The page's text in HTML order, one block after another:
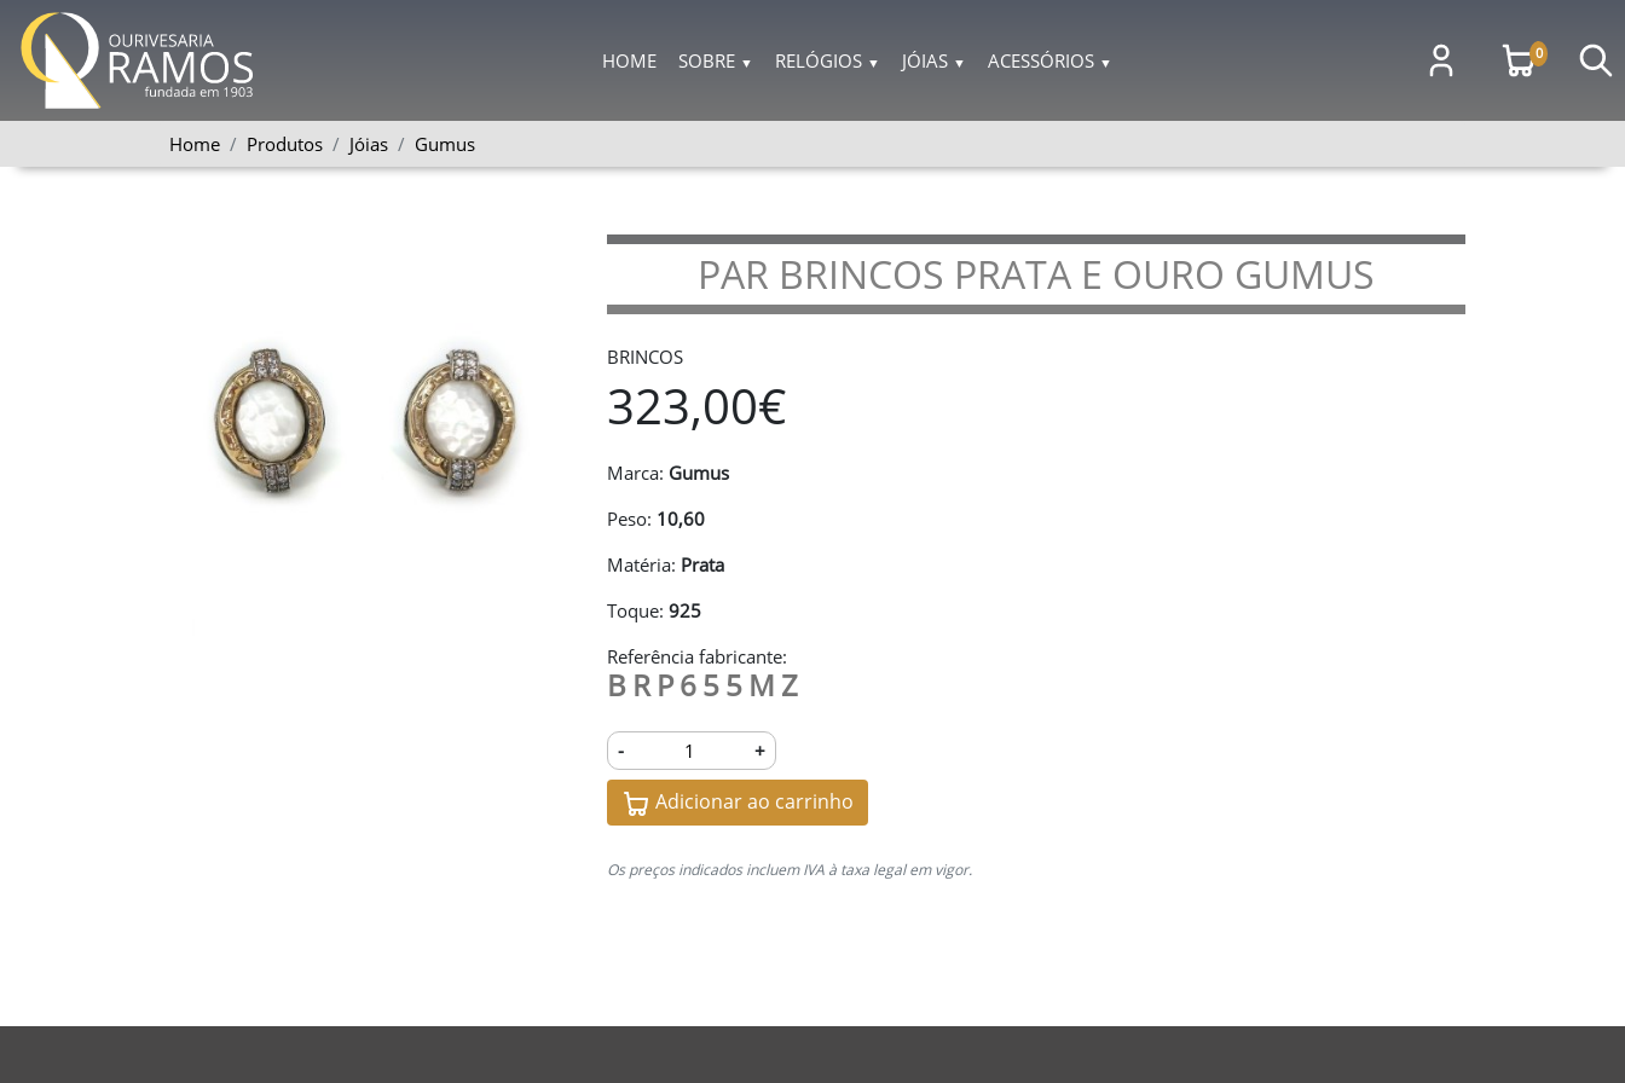
HOME SOBRE ▼ RELÓGIOS ▼ JÓIAS ▼ ACESSÓRIOS ▼ 0
Home Produtos Jóias Gumus
PAR BRINCOS PRATA E OURO GUMUS
BRINCOS
323,00€
Marca: Gumus
Peso: 10,60
Matéria: Prata
Toque: 925
Referência fabricante:
BRP655MZ
- +
Adicionar ao carrinho
Os preços indicados incluem IVA à taxa legal em vigor.